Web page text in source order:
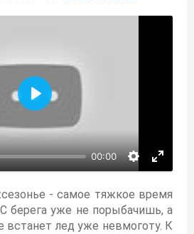
00:00
Воспроизвести
- самое тяжкое время
берега уже не порыбачишь, а
встанет лед уже невмоготу. К